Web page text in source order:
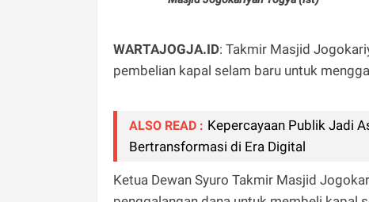
WARTAJOGJA.ID: Takmir Masjid
pembelian kapal selam baru untuk
ALSO READ : Kepercayaan Publik Jadi
Bertransformasi di Era Digital
Ketua Dewan Syuro Takmir Masjid